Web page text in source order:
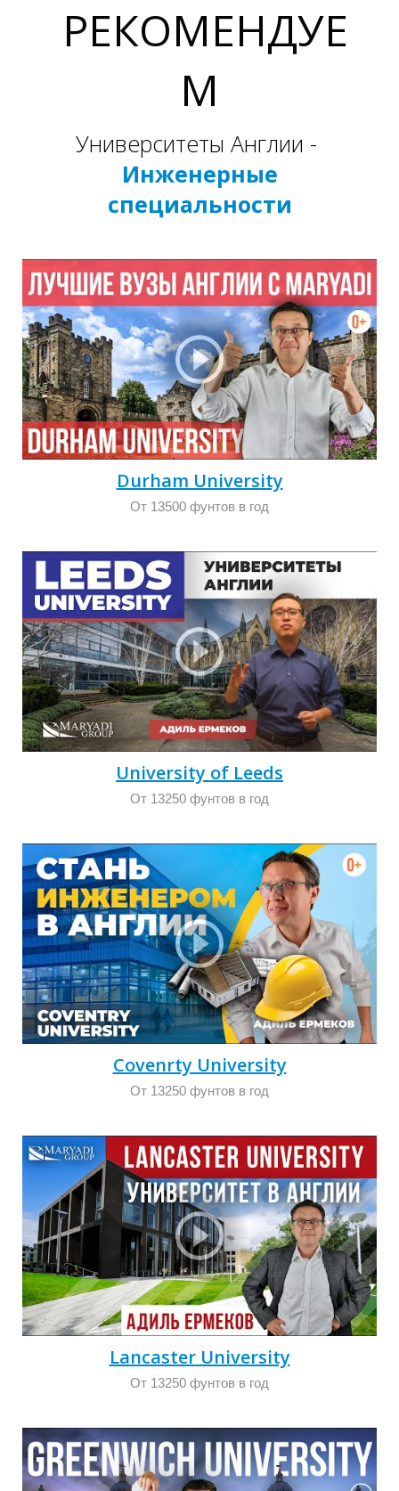
Т
Ы
С
РЕКОМЕНДУЕ
М
Университеты Англии -
Инженерные
специальности
Durham University
От 13500 фунтов в год
University of Leeds
От 13250 фунтов в год
Covenrty University
От 13250 фунтов в год
Lancaster University
От 13250 фунтов в год